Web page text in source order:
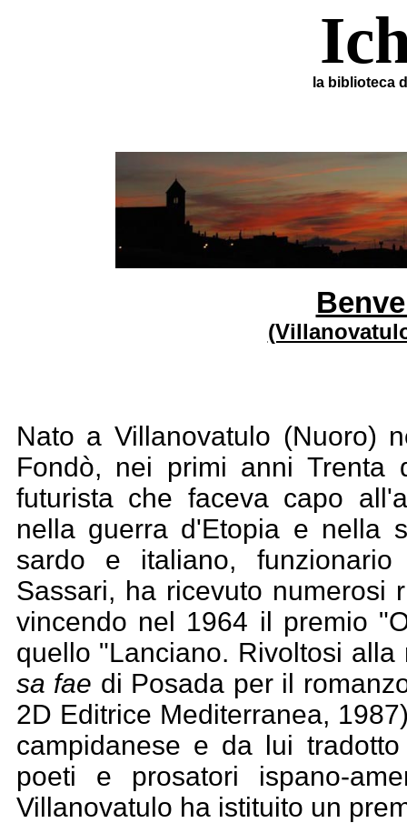
la biblioteca
Nato a Villanovatulo (Nuoro)
Fondò, nei primi anni Trenta
futurista che faceva capo
nella guerra d'Etopia e nella
sardo e italiano,
Sassari, ha ricevuto numerosi
vincendo nel 1964 il premio
quello "Lanciano. Rivoltosi
sa fae di Posada per il
2D Editrice Mediterranea,
campidanese e da lui
poeti e prosatori ispano-
Villanovatulo ha istituito un